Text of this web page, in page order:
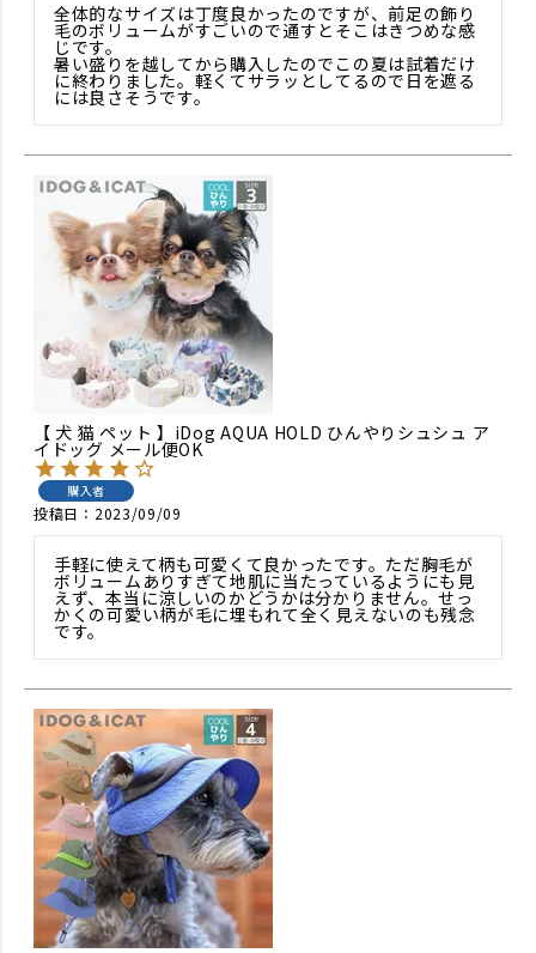
全体的なサイズは丁度良かったのですが、前足の飾り
毛のボリュームがすごいので通すとそこはきつめな感
じです。
暑い盛りを越してから購入したのでこの夏は試着だけ
に終わりました。軽くてサラッとしてるので日を遮る
には良さそうです。
【 犬 猫 ペット 】iDog AQUA HOLD ひんやりシュシュ ア
イドッグ メール便OK
購入者
投稿日 2023/09/09
手軽に使えて柄も可愛くて良かったです。ただ胸毛が
ボリュームありすぎて地肌に当たっているようにも見
えず、本当に涼しいのかどうかは分かりません。せっ
かくの可愛い柄が毛に埋もれて全く見えないのも残念
です。